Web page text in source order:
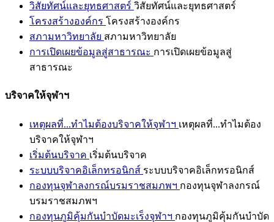
วิสัยทัศน์และยุทธศาสตร์ วิสัยทัศน์และยุทธศาสตร์
โครงสร้างองค์กร โครงสร้างองค์กร
สภามหาวิทยาลัย สภามหาวิทยาลัย
การเปิดเผยข้อมูลสู่สาธารณะ การเปิดเผยข้อมูลสู่
สาธารณะ
บริจาคให้จุฬาฯ
เหตุผลที่...ทำไมต้องบริจาคให้จุฬาฯ เหตุผลที่...ทำไมต้อง
บริจาคให้จุฬาฯ
เริ่มต้นบริจาค เริ่มต้นบริจาค
ระบบบริจาคอิเล็กทรอนิกส์ ระบบบริจาคอิเล็กทรอนิกส์
กองทุนจุฬาลงกรณ์บรมราชสมภพฯ กองทุนจุฬาลงกรณ์
บรมราชสมภพฯ
กองทุนภูมิคุ้มกันบำบัดมะเร็งจุฬาฯ กองทุนภูมิคุ้มกันบำบัด